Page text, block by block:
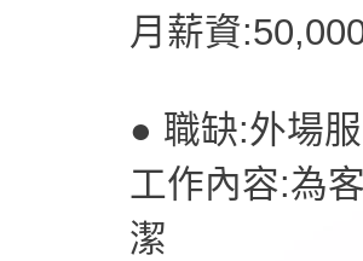
月薪資
● 職缺:外場
工作內容:為
潔